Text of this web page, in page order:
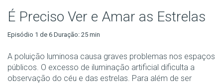
É Preciso Ver e Amar as Estrelas
Episódio 1 de 6 Duração: 25 min
A poluição luminosa causa graves problemas nos espaços
públicos. O excesso de iluminação artificial dificulta a
observação do céu e das estrelas. Para além de ser